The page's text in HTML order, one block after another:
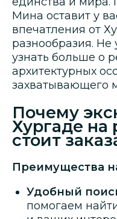
Мина оставит у
впечатления от
разнообразия. Не
узнать больше о
архитектурных
захватывающего
Почему
Хургаде на
стоит
Преимущества
Удобный
помогаем